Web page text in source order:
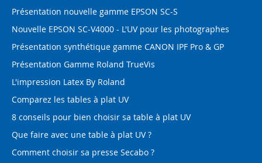
Présentation nouvelle gamme EPSON SC-S
Nouvelle EPSON SC-V4000 - L'UV pour les photographes
Présentation synthétique gamme CANON IPF Pro & GP
Présentation Gamme Roland TrueVis
L'impression Latex By Roland
Comparez les tables à plat UV
8 conseils pour bien choisir sa table à plat UV
Que faire avec une table à plat UV ?
Comment choisir sa presse Secabo ?